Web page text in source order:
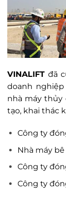
VINALIFT đã
doanh
nhà máy thủy
tạo, khai thác
Công ty
Nhà máy
Công ty
Công ty